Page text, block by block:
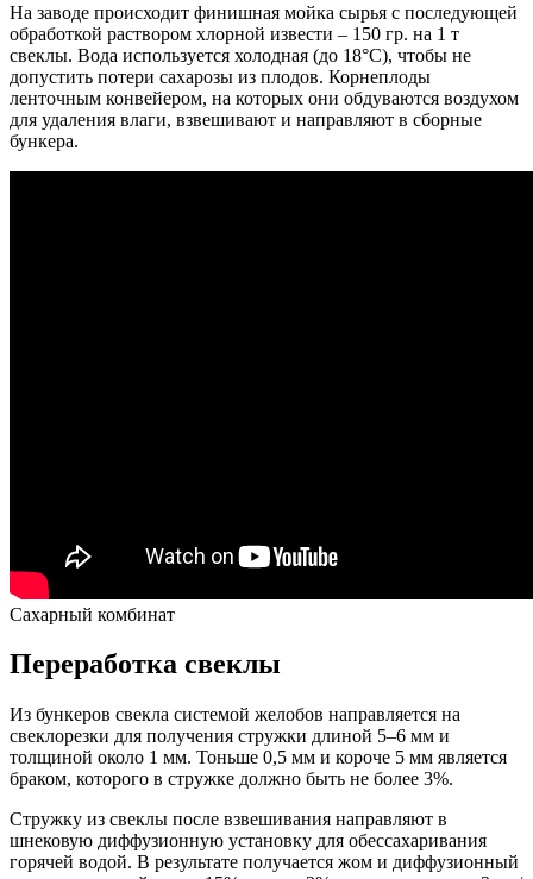
На заводе происходит финишная мойка сырья с последующей
обработкой раствором хлорной извести – 150 гр. на 1 т
свеклы. Вода используется холодная (до 18°С), чтобы не
допустить потери сахарозы из плодов. Корнеплоды
ленточным конвейером, на которых они обдуваются воздухом
для удаления влаги, взвешивают и направляют в сборные
бункера.
Сахарный комбинат
Переработка свеклы
Из бункеров свекла системой желобов направляется на
свеклорезки для получения стружки длиной 5–6 мм и
толщиной около 1 мм. Тоньше 0,5 мм и короче 5 мм является
браком, которого в стружке должно быть не более 3%.
Стружку из свеклы после взвешивания направляют в
шнековую диффузионную установку для обессахаривания
горячей водой. В результате получается жом и диффузионный